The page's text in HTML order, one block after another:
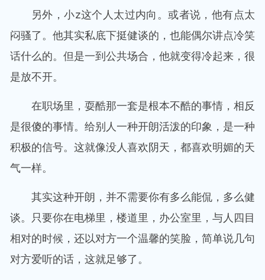
另外，小z这个人太过内向。或者说，他有点太
闷骚了。他其实私底下挺健谈的，也能偶尔讲点冷笑
话什么的。但是一到公共场合，他就变得冷起来，很
是放不开。
在职场里，耍酷那一套是根本不酷的事情，相反
是很傻的事情。给别人一种开朗活泼的印象，是一种
积极的信号。这就像没人喜欢阴天，都喜欢明媚的天
气一样。
其实这种开朗，并不需要你有多么能侃，多么健
谈。只要你在电梯里，楼道里，办公室里，与人四目
相对的时候，还以对方一个温馨的笑脸，简单说几句
对方爱听的话，这就足够了。